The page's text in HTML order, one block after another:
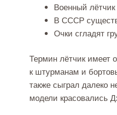
Военный
В СССР
Очки сгладят
Термин лётчик имеет
к штурманам и
также сыграл далеко
модели красовались